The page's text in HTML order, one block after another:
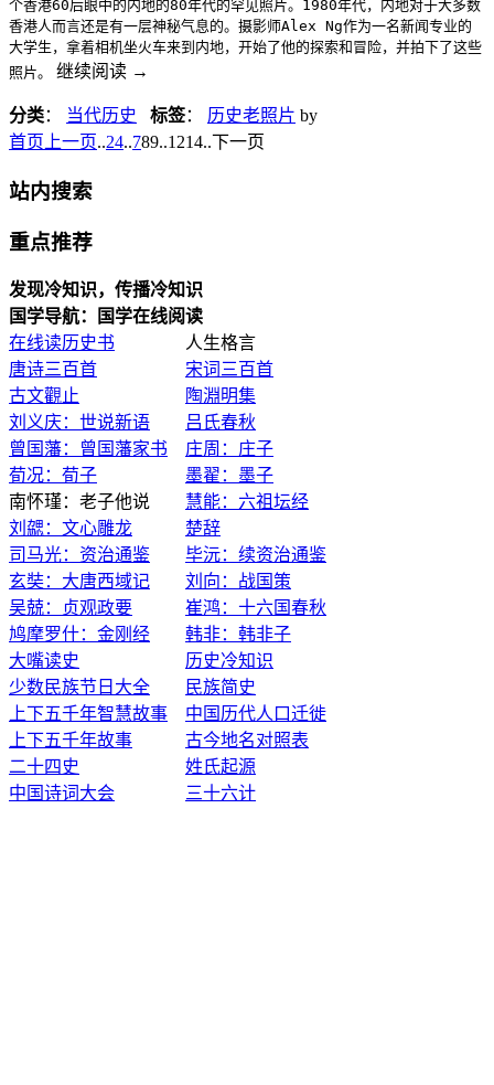
个香港60后眼中的内地的80年代的罕见照片。1980年代，内地对于大多数
香港人而言还是有一层神秘气息的。摄影师Alex Ng作为一名新闻专业的
大学生，拿着相机坐火车来到内地，开始了他的探索和冒险，并拍下了这些
照片。
继续阅读 →
分类： 当代历史 标签： 历史老照片 by
首页 上一页..24..789..1214..下一页
站内搜索
重点推荐
发现冷知识，传播冷知识
国学导航：国学在线阅读
在线读历史书 人生格言
唐诗三百首
宋词三百首
古文觀止
陶淵明集
刘义庆：世说新语
吕氏春秋
曾国藩：曾国藩家书
庄周：庄子
荀况：荀子
墨翟：墨子
南怀瑾：老子他说 慧能：六祖坛经
刘勰：文心雕龙
楚辞
司马光：资治通鉴
毕沅：续资治通鉴
玄奘：大唐西域记
刘向：战国策
吴兢：贞观政要
崔鸿：十六国春秋
鸠摩罗什：金刚经
韩非：韩非子
大嘴读史
历史冷知识
少数民族节日大全
民族简史
上下五千年智慧故事
中国历代人口迁徙
上下五千年故事
古今地名对照表
二十四史
姓氏起源
中国诗词大会
三十六计